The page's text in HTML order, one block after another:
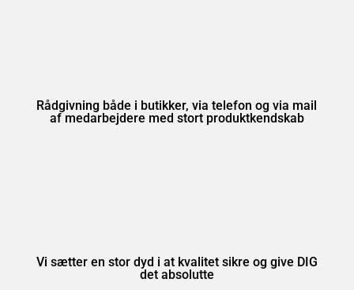
Rådgivning både i butikker, via telefon og via mail
af medarbejdere med stort produktkendskab
Vi sætter en stor dyd i at kvalitet sikre og give DIG
det absolutte